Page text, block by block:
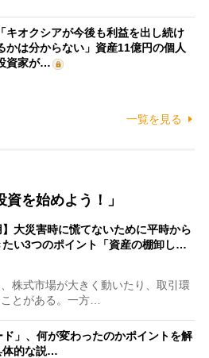
「キオクシアが今後も利益を出し続け
かは分からない」資産11億円の個人
資家が…
一覧を見る
を始めよう！」
】大災害時に慌てないために平時から
たい3つのポイント「資産の棚卸し…
株式市場が大きく動いたり、取引環
とがある。一方…
」、何が変わったのかポイントを解
的な説…